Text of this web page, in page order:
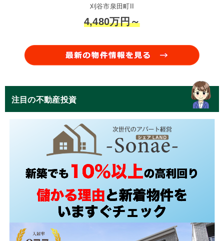
刈谷市泉田町II
4,480万円～
注目の不動産投資